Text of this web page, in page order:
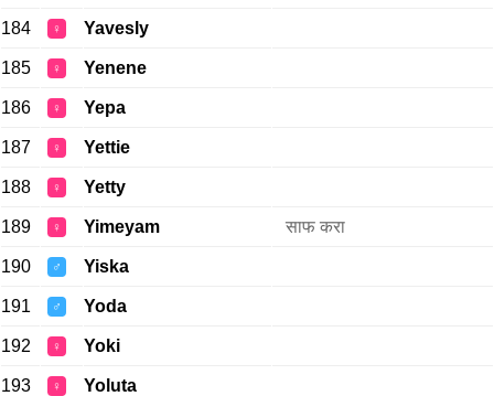
184 ♀ Yavesly
185 ♀ Yenene
186 ♀ Yepa
187 ♀ Yettie
188 ♀ Yetty
189 ♀ Yimeyam साफ करा
190 ♂ Yiska
191 ♂ Yoda
192 ♀ Yoki
193 ♀ Yoluta